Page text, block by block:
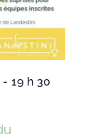
- 19 h 30